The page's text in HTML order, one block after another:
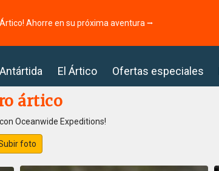
Ahorre en su próxima aventura ⭢
Antártida El Ártico Ofertas especiales
ártico
Oceanwide Expeditions!
foto